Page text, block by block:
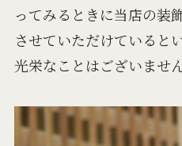
ってみるときに当店の装
させていただけていると
光栄なことはございません